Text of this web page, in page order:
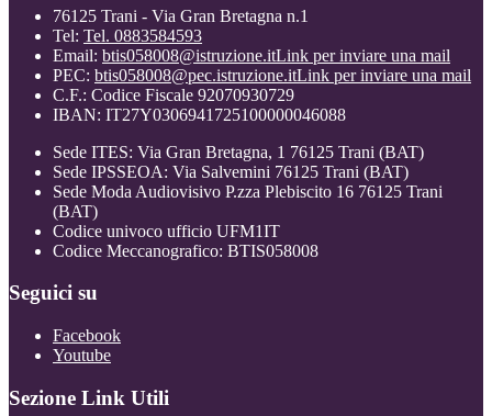
76125 Trani - Via Gran Bretagna n.1
Tel: Tel. 0883584593
Email: btis058008@istruzione.itLink per inviare una mail
PEC: btis058008@pec.istruzione.itLink per inviare una mail
C.F.: Codice Fiscale 92070930729
IBAN: IT27Y0306941725100000046088
Sede ITES: Via Gran Bretagna, 1 76125 Trani (BAT)
Sede IPSSEOA: Via Salvemini 76125 Trani (BAT)
Sede Moda Audiovisivo P.zza Plebiscito 16 76125 Trani
(BAT)
Codice univoco ufficio UFM1IT
Codice Meccanografico: BTIS058008
Seguici su
Facebook
Youtube
Sezione Link Utili